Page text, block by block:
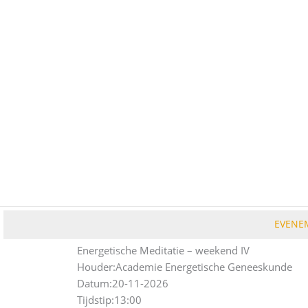
Energetische Meditatie – weekend IV
Houder:Academie Energetische Geneeskunde
Datum:20-11-2026
Tijdstip:13:00